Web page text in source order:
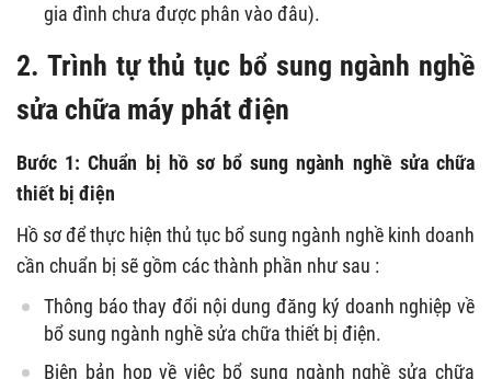
gia đình chưa được phân vào đâu).
2. Trình tự thủ tục bổ sung ngành nghề
sửa chữa máy phát điện
Bước 1: Chuẩn bị hồ sơ bổ sung ngành nghề sửa chữa
thiết bị điện
Hồ sơ để thực hiện thủ tục bổ sung ngành nghề kinh doanh
cần chuẩn bị sẽ gồm các thành phần như sau :
Thông báo thay đổi nội dung đăng ký doanh nghiệp về
bổ sung ngành nghề sửa chữa thiết bị điện.
Biên bản họp về việc bổ sung ngành nghề sửa chữa